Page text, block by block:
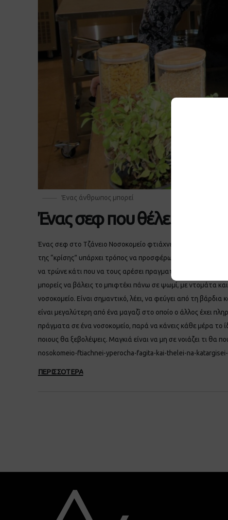
Ένας άνθρωπος μπορεί
Ένας σεφ που θέλει να
Ένας σεφ στο Τζάνειο Νοσοκομείο φτιάχνει υπέροχα
της “κρίσης” υπάρχει τρόπος να προσφέρω στους
να τρώνε κάτι που να τους αρέσει πραγματικά. Ναι η
μπορείς να βάλεις το μπιφτέκι πάνω σε ψωμί, με ντομάτα
νοσοκομείο. Είναι σημαντικό, λέει, να φεύγει από τη
είναι μεγαλύτερη από ένα μαγαζί στο οποίο ο άλλος έχει
πράγματα σε ένα νοσοκομείο, παρά να κάνεις κάθε μέρα το
ποιους θα ξεβολέψεις. Μαγκιά είναι να μη σε νοιάζει τι θα
nosokomeio-ftiachnei-yperocha-fagita-kai-thelei-na-
ΠΕΡΙΣΣΟΤΕΡΑ